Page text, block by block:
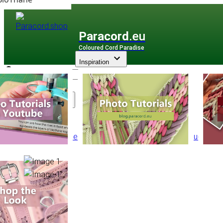
Paracord .eu
Coloured Cord Paradise
Assortiment
Inspiration
Autre Corde Cordon élastique/Cordon Élastique Ø